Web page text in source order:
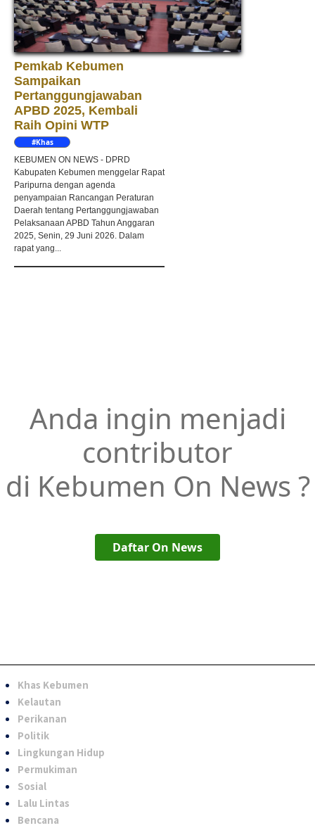
Pemkab Kebumen
Sampaikan
Pertanggungjawaban
APBD 2025, Kembali
Raih Opini WTP
#Khas
KEBUMEN ON NEWS - DPRD
Kabupaten Kebumen menggelar Rapat
Paripurna dengan agenda
penyampaian Rancangan Peraturan
Daerah tentang Pertanggungjawaban
Pelaksanaan APBD Tahun Anggaran
2025, Senin, 29 Juni 2026. Dalam
rapat yang...
Anda ingin menjadi
contributor
di Kebumen On News ?
Daftar On News
Khas Kebumen
Kelautan
Perikanan
Politik
Lingkungan Hidup
Permukiman
Sosial
Lalu Lintas
Bencana